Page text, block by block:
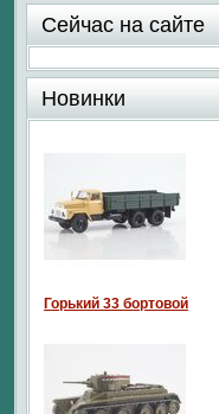
Сейчас на сайте
Новинки
Горький 33 бортовой